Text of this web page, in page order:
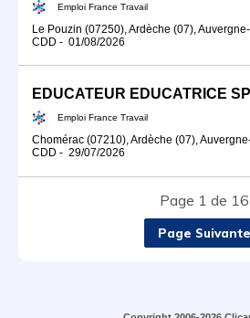
Emploi France Travail
Le Pouzin (07250), Ardèche (07),
CDD - 01/08/2026
Emploi France Travail
Chomérac (07210), Ardèche (07),
CDD - 29/07/2026
Page 1 de 16
Page Suivante